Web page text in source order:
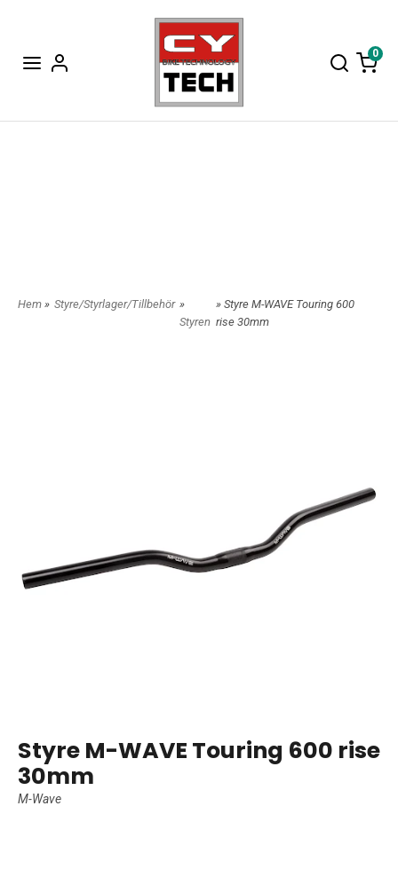
0
Hem » Styre/Styrlager/Tillbehör »
Styren
» Styre M-WAVE Touring 600
rise 30mm
Styre M-WAVE Touring 600 rise
30mm
M-Wave